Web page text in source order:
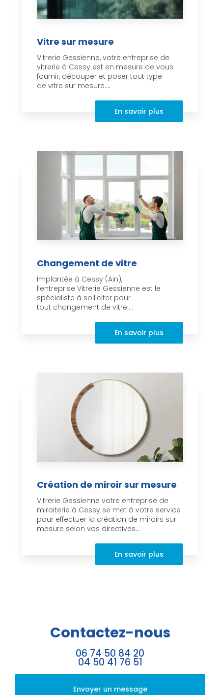
Vitre sur mesure
Vitrerie Gessienne, votre entreprise de
vitrerie à Cessy est en mesure de vous
fournir, découper et poser tout type
de vitre sur mesure....
En savoir plus
Changement de vitre
Implantée à Cessy (Ain),
l’entreprise Vitrerie Gessienne est le
spécialiste à solliciter pour
tout changement de vitre....
En savoir plus
Création de miroir sur mesure
Vitrerie Gessienne votre entreprise de
miroiterie à Cessy se met à votre service
pour effectuer la création de miroirs sur
mesure selon vos directives...
En savoir plus
Contactez-nous
06 74 50 84 20
04 50 41 76 51
Envoyer un message